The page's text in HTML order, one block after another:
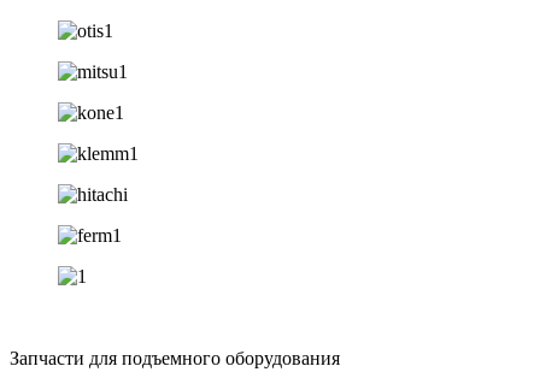
Запчасти для подъемного оборудования